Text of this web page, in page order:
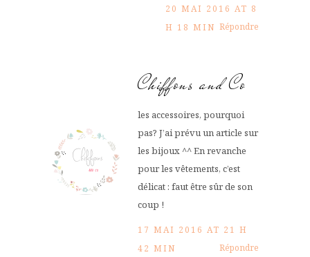
20 MAI 2016 AT 8
H 18 MIN Répondre
Chiffons and Co
les accessoires, pourquoi
pas? J’ai prévu un article sur
les bijoux ^^ En revanche
pour les vêtements, c’est
délicat : faut être sûr de son
coup !
17 MAI 2016 AT 21 H
42 MIN
Répondre